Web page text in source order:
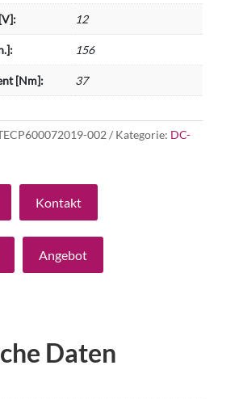
12
156
[Nm]: 37
002 Kategorie: DC-
Kontakt
Angebot
Daten